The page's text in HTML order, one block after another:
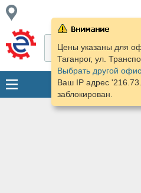
Цены указаны для
Таганрог, ул.
Выбрать другой офис
Ваш IP адрес
заблокирован.